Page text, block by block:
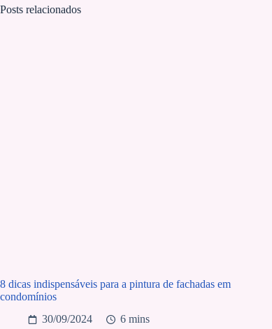
Posts relacionados
8 dicas indispensáveis para a pintura de fachadas em
condomínios
30/09/2024
6 mins